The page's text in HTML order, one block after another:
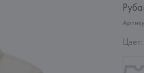
Цвет: